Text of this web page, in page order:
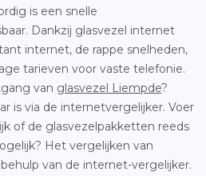
is een snelle
Dankzij glasvezel internet
internet, de rappe snelheden,
tarieven voor vaste telefonie.
van glasvezel Liempde?
is via de internetvergelijker. Voer
of de glasvezelpakketten reeds
Het vergelijken van
van de internet-vergelijker.